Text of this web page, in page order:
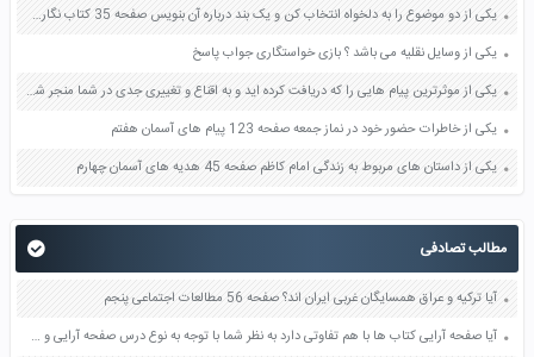
یکی از دو موضوع را به دلخواه انتخاب کن و یک بند درباره آن بنویس صفحه 35 کتاب نگارش فارسی سوم
یکی از وسایل نقلیه می باشد ؟ بازی خواستگاری جواب پاسخ
یکی از موثرترین پیام هایی را که دریافت کرده اید و به اقناع و تغییری جدی در شما منجر شده است برسی کنید و علت این تاثیر گذاری قابل توجه را بنویسید صفحه 52 تفکر و سواد رسانه ای دهم
یکی از خاطرات حضور خود در نماز جمعه صفحه 123 پیام های آسمان هفتم
یکی از داستان های مربوط به زندگی امام کاظم صفحه 45 هدیه های آسمان چهارم
مطالب تصادفی
آیا ترکیه و عراق همسایگان غربی ایران اند؟ صفحه 56 مطالعات اجتماعی پنجم
آیا صفحه آرایی کتاب ها با هم تفاوتی دارد به نظر شما با توجه به نوع درس صفحه آرایی و طرح جلد کتاب ها متناسب طراحی شده اند صفحه 49 فرهنگ و هنر نهم